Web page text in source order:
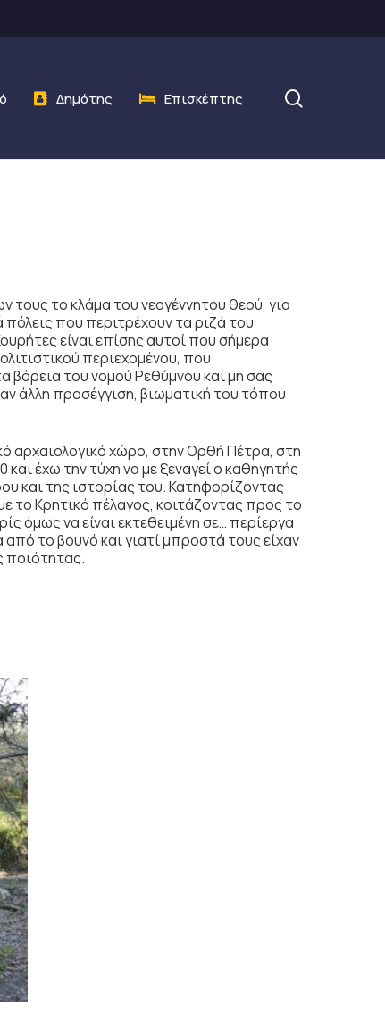
Δημότης Επισκέπτης
το κλάμα του νεογέννητου θεού, για
που περιτρέχουν τα ριζά του
είναι επίσης αυτοί που σήμερα
περιεχομένου, που
βόρεια του νομού Ρεθύμνου και μη σας
άλλη προσέγγιση, βιωματική του τόπου
αρχαιολογικό χώρο, στην Ορθή Πέτρα, στη
έχω την τύχη να με ξεναγεί ο καθηγητής
και της ιστορίας του. Κατηφορίζοντας
το Κρητικό πέλαγος, κοιτάζοντας προς το
όμως να είναι εκτεθειμένη σε… περίεργα
το βουνό και γιατί μπροστά τους είχαν
ποιότητας.